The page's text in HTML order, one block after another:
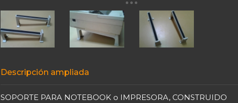
Descripción ampliada
SOPORTE PARA NOTEBOOK o IMPRESORA, CONSTRUIDO